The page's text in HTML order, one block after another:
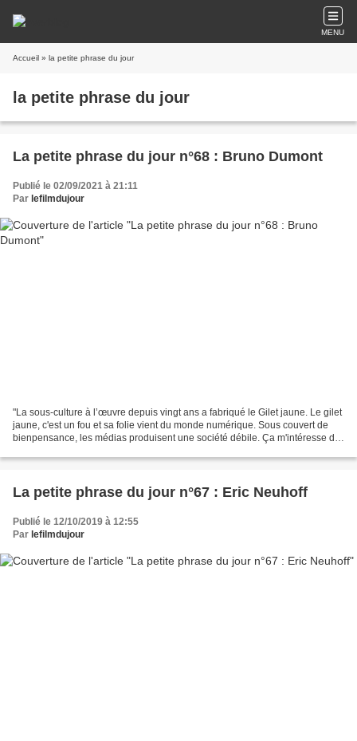
MENU
Accueil » la petite phrase du jour
la petite phrase du jour
La petite phrase du jour n°68 : Bruno Dumont
Publié le 02/09/2021 à 21:11
Par lefilmdujour
"La sous-culture à l’œuvre depuis vingt ans a fabriqué le Gilet jaune. Le gilet
jaune, c'est un fou et sa folie vient du monde numérique. Sous couvert de
bienpensance, les médias produisent une société débile. Ça m'intéresse de
La petite phrase du jour n°67 : Eric Neuhoff
Publié le 12/10/2019 à 12:55
Par lefilmdujour